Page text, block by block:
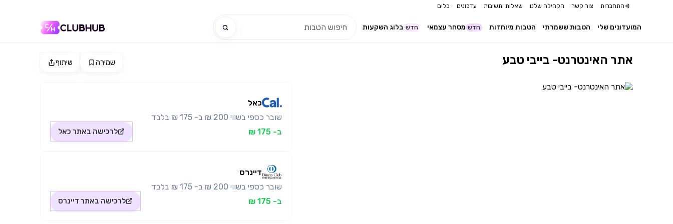
התחברות צור קשר הקהילה שלנו שאלות ותשובות עדכונים כלים
בלוג השקעות חדש מסחר עצמאי חדש הטבות מיוחדות הטבות ששמרתי המועדונים שלי
שיתוף שמירה אתר האינטרנט- בייבי טבע
כאל
שובר כספי בשווי 200 ₪ ב- 175 ₪ בלבד
ב- 175 ₪
לרכישה באתר כאל
דיינרס
שובר כספי בשווי 200 ₪ ב- 175 ₪ בלבד
ב- 175 ₪
לרכישה באתר דיינרס